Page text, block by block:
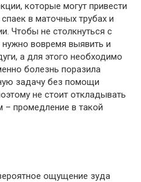
которые могут привести
в маточных трубах и
Чтобы не столкнуться с
вовремя выявить и
а для этого необходимо
болезнь поразила
задачу без помощи
не стоит откладывать
– промедление в такой
ощущение зуда